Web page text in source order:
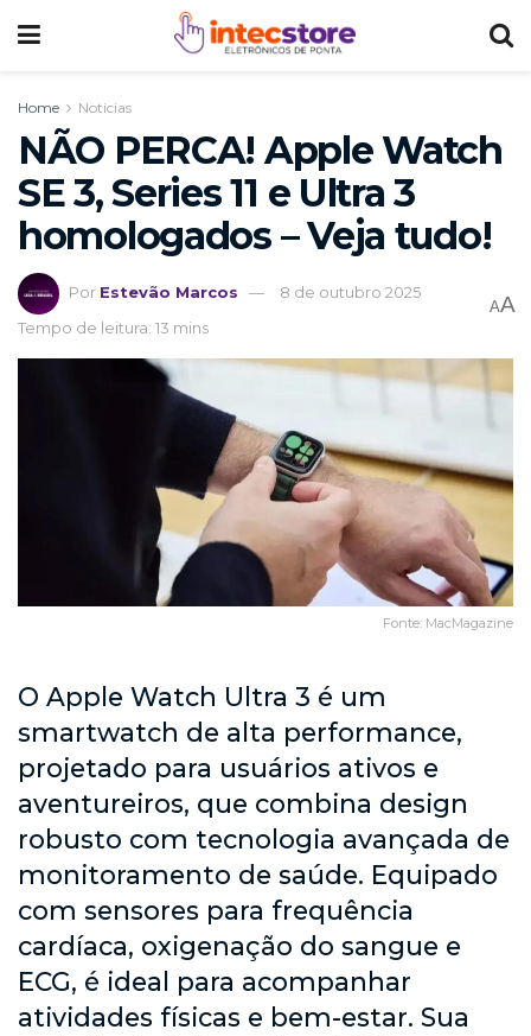
Home Noticias
NÃO PERCA! Apple Watch
SE 3, Series 11 e Ultra 3
homologados – Veja tudo!
Por Estevão Marcos
8 de outubro 2025
Tempo de leitura: 13 mins
AA
Fonte: MacMagazine
O Apple Watch Ultra 3 é um
smartwatch de alta performance,
projetado para usuários ativos e
aventureiros, que combina design
robusto com tecnologia avançada de
monitoramento de saúde. Equipado
com sensores para frequência
cardíaca, oxigenação do sangue e
ECG, é ideal para acompanhar
atividades físicas e bem-estar. Sua